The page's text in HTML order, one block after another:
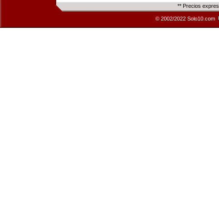
** Precios
© 2002/2022 Solo10.com